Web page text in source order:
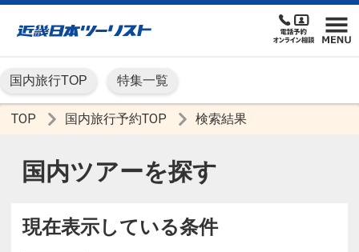
国内旅行TOP 特集一覧
TOP 国内旅行予約TOP 検索結果
国内ツアーを探す
現在表示している条件